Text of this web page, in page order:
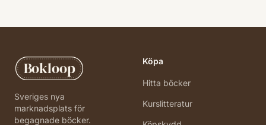
Bokloop
Sveriges nya
marknadsplats för
begagnade böcker.
Köpa
Hitta böcker
Kurslitteratur